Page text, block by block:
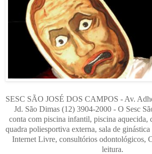
SESC SÃO JOSÉ DOS CAMPOS - Av.
Jd. São Dimas (12) 3904-2000 - O Sesc
conta com piscina infantil, piscina aquecida,
quadra poliesportiva externa, sala de
Internet Livre, consultórios odontológicos,
leitura.